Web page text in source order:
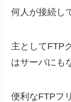
何人が接続し
主としてFTP
はサーバにも
便利なFTPフ